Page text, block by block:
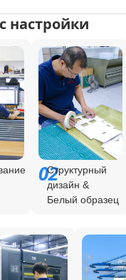
настройки
02
Структурный
дизайн &
Белый образец